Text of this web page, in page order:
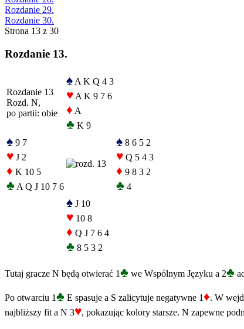
Rozdanie 29.
Rozdanie 30.
Strona 13 z 30
Rozdanie 13.
Rozdanie 13
Rozd. N,
po partii: obie
♠ A K Q 4 3
♥ A K 9 7 6
♦ A
♣ K 9
♠ 9 7
♥ J 2
♦ K 10 5
♣ A Q J 10 7 6
♠ 8 6 5 2
♥ Q 5 4 3
♦ 9 8 3 2
♣ 4
♠ J 10
♥ 10 8
♦ Q J 7 6 4
♣ 8 5 3 2
Tutaj gracze N będą otwierać 1♣ we Wspólnym Języku a 2♣
Po otwarciu 1♣ E spasuje a S zalicytuje negatywne 1♦. W
najbliższy fit a N 3♥, pokazując kolory starsze. N zapewne